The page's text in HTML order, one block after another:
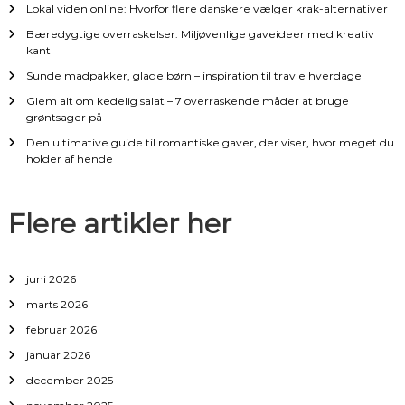
v
i
g
a
i
o
n
Lokal viden online: Hvorfor flere danskere vælger krak-alternativer
Bæredygtige overraskelser: Miljøvenlige gaveideer med kreativ
kant
Sunde madpakker, glade børn – inspiration til travle hverdage
Glem alt om kedelig salat – 7 overraskende måder at bruge
grøntsager på
Den ultimative guide til romantiske gaver, der viser, hvor meget du
holder af hende
Flere artikler her
juni 2026
marts 2026
februar 2026
januar 2026
december 2025